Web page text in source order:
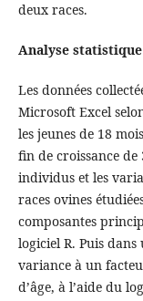
deux races.
Analyse statistique
Les données
Microsoft Excel
les jeunes de 18
fin de croissance
individus et les
races ovines
composantes
logiciel R. Puis
variance à un
d’âge, à l’aide du